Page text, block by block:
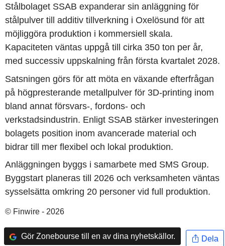
Stålbolaget SSAB expanderar sin anläggning för
stålpulver till additiv tillverkning i Oxelösund för att
möjliggöra produktion i kommersiell skala.
Kapaciteten väntas uppgå till cirka 350 ton per år,
med successiv uppskalning från första kvartalet 2028.
Satsningen görs för att möta en växande efterfrågan
på högpresterande metallpulver för 3D-printing inom
bland annat försvars-, fordons- och
verkstadsindustrin. Enligt SSAB stärker investeringen
bolagets position inom avancerade material och
bidrar till mer flexibel och lokal produktion.
Anläggningen byggs i samarbete med SMS Group.
Byggstart planeras till 2026 och verksamheten väntas
sysselsätta omkring 20 personer vid full produktion.
© Finwire - 2026
Gör Zonebourse till en av dina nyhetskällor. Dela